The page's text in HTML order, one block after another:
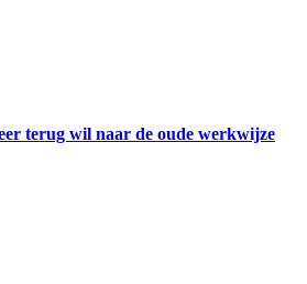
terug wil naar de oude werkwijze